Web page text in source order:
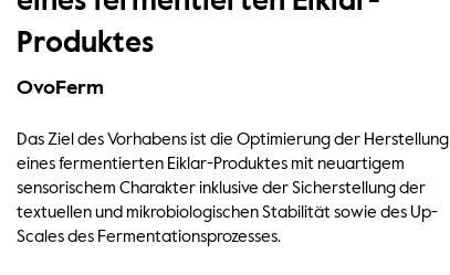
Produktes
OvoFerm
Das Ziel des Vorhabens ist die Optimierung der Herstellung
eines fermentierten Eiklar-Produktes mit neuartigem
sensorischem Charakter inklusive der Sicherstellung der
textuellen und mikrobiologischen Stabilität sowie des Up-
Scales des Fermentationsprozesses.